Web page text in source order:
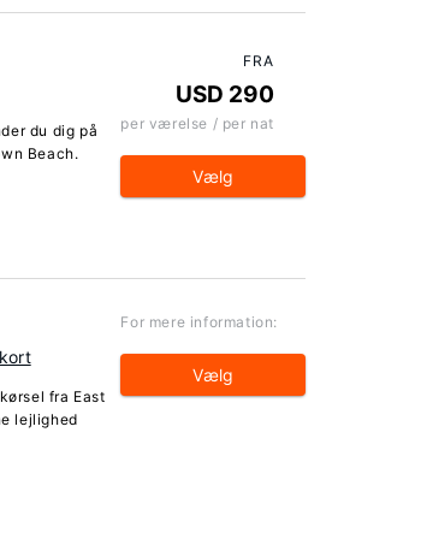
du dig på
Beach.
FRA
USD 290
per værelse / per nat
Vælg
fra East
lejlighed
For mere information:
Vælg